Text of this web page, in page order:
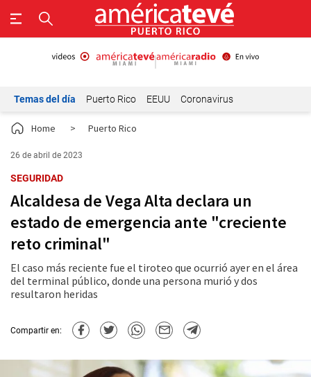
Temas del día Puerto Rico EEUU Coronavirus
Home > Puerto Rico
26 de abril de 2023
SEGURIDAD
Alcaldesa de Vega Alta declara un
estado de emergencia ante "creciente
reto criminal"
El caso más reciente fue el tiroteo que ocurrió ayer en el área
del terminal público, donde una persona murió y dos
resultaron heridas
Compartir en: